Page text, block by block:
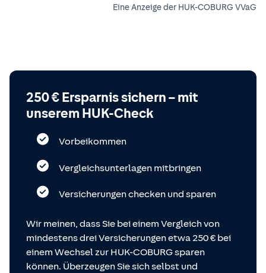
Eine Anzeige der HUK-COBURG VVaG
250 € Ersparnis sichern – mit
unserem HUK-Check
Vorbeikommen
Vergleichsunterlagen mitbringen
Versicherungen checken und sparen
Wir meinen, dass Sie bei einem Vergleich von
mindestens drei Versicherungen etwa 250 € bei
einem Wechsel zur HUK-COBURG sparen
können. Überzeugen Sie sich selbst und